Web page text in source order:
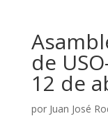
de
12 de
por Juan José